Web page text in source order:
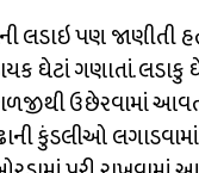
લડાઇ પણ જાણીતી
ઘેટાં ગણાતાં. લડાકુ
ઉછેરવામાં
કુંડલીઓ